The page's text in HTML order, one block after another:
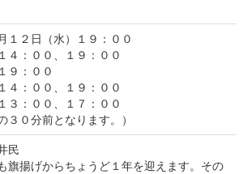
１２日（水）１９：００
４：００、１９：００
９：００
４：００、１９：００
３：００、１７：００
３０分前となります。）
民
旗揚げからちょうど１年を迎えます。その